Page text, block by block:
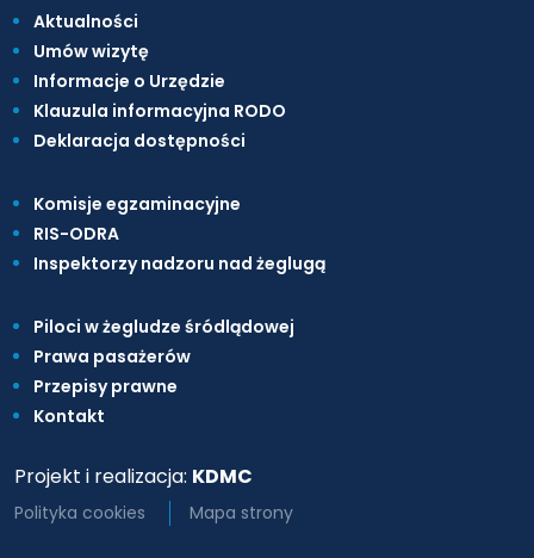
Aktualności
Umów wizytę
Informacje o Urzędzie
Klauzula informacyjna RODO
Deklaracja dostępności
Komisje egzaminacyjne
RIS-ODRA
Inspektorzy nadzoru nad żeglugą
Piloci w żegludze śródlądowej
Prawa pasażerów
Przepisy prawne
Kontakt
Projekt i realizacja: KDMC
Polityka cookies Mapa strony